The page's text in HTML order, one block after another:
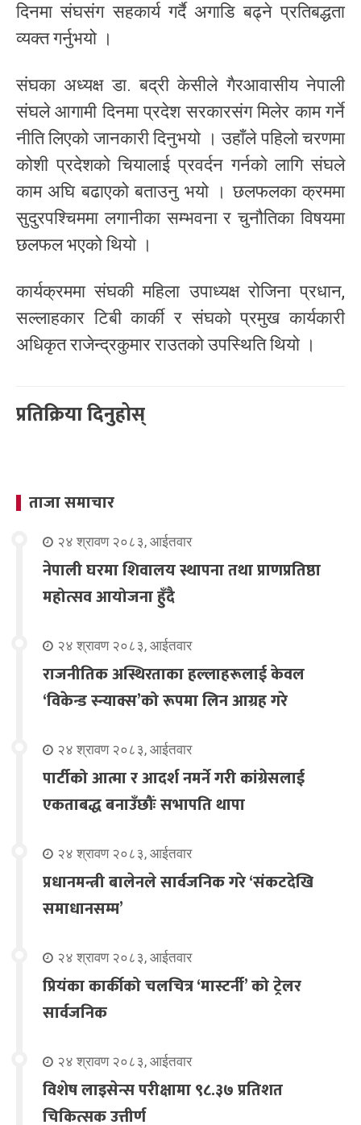
दिनमा संघसंग सहकार्य गर्दै अगाडि बढ्ने प्रतिबद्धता
व्यक्त गर्नुभयो ।
संघका अध्यक्ष डा. बद्री केसीले गैरआवासीय नेपाली
संघले आगामी दिनमा प्रदेश सरकारसंग मिलेर काम गर्ने
नीति लिएको जानकारी दिनुभयो । उहाँले पहिलो चरणमा
कोशी प्रदेशको चियालाई प्रवर्दन गर्नको लागि संघले
काम अघि बढाएको बताउनु भयो । छलफलका क्रममा
सुदुरपश्चिममा लगानीका सम्भवना र चुनौतिका विषयमा
छलफल भएको थियो ।
कार्यक्रममा संघकी महिला उपाध्यक्ष रोजिना प्रधान,
सल्लाहकार टिबी कार्की र संघको प्रमुख कार्यकारी
अधिकृत राजेन्द्रकुमार राउतको उपस्थिति थियो ।
प्रतिक्रिया दिनुहोस्
ताजा समाचार
२४ श्रावण २०८३, आईतवार
नेपाली घरमा शिवालय स्थापना तथा प्राणप्रतिष्ठा
महोत्सव आयोजना हुँदै
२४ श्रावण २०८३, आईतवार
राजनीतिक अस्थिरताका हल्लाहरूलाई केवल
‘विकेन्ड स्न्याक्स’को रूपमा लिन आग्रह गरे
२४ श्रावण २०८३, आईतवार
पार्टीको आत्मा र आदर्श नमर्ने गरी कांग्रेसलाई
एकताबद्ध बनाउँछौंः सभापति थापा
२४ श्रावण २०८३, आईतवार
प्रधानमन्त्री बालेनले सार्वजनिक गरे ‘संकटदेखि
समाधानसम्म’
२४ श्रावण २०८३, आईतवार
प्रियंका कार्कीको चलचित्र ‘मास्टर्नी’ को ट्रेलर
सार्वजनिक
२४ श्रावण २०८३, आईतवार
विशेष लाइसेन्स परीक्षामा ९८.३७ प्रतिशत
चिकित्सक उत्तीर्ण